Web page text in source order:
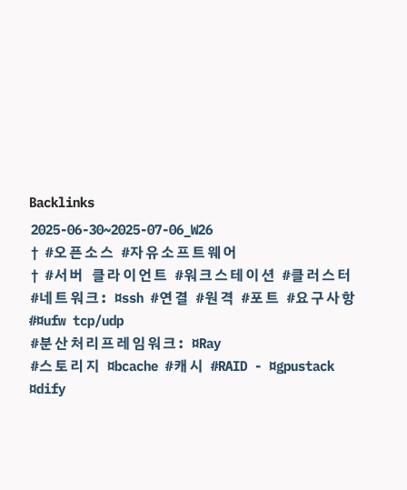
Backlinks
2025-06-30~2025-07-06_W26
† #오픈소스 #자유소프트웨어
† #서버 클라이언트 #워크스테이션 #클러스터
#네트워크: ¤ssh #연결 #원격 #포트 #요구사항
#¤ufw tcp/udp
#분산처리프레임워크: ¤Ray
#스토리지 ¤bcache #캐시 #RAID - ¤gpustack
¤dify